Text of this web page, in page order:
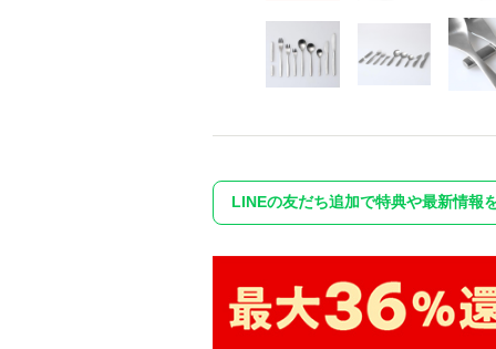
LINEの友だち追加で特典や最新情報